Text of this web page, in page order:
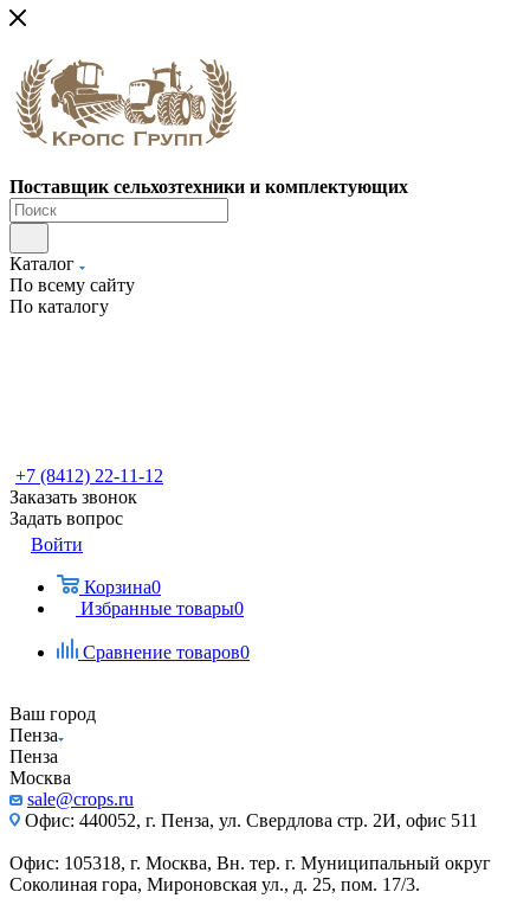
Поставщик сельхозтехники и комплектующих
Каталог
По всему сайту
По каталогу
+7 (8412) 22-11-12
Заказать звонок
Задать вопрос
Войти
Корзина0
Избранные товары0
Сравнение товаров0
Ваш город
Пенза
Пенза
Москва
sale@crops.ru
Офис: 440052, г. Пенза, ул. Свердлова стр. 2И, офис 511
Офис: 105318, г. Москва, Вн. тер. г. Муниципальный округ
Соколиная гора, Мироновская ул., д. 25, пом. 17/3.